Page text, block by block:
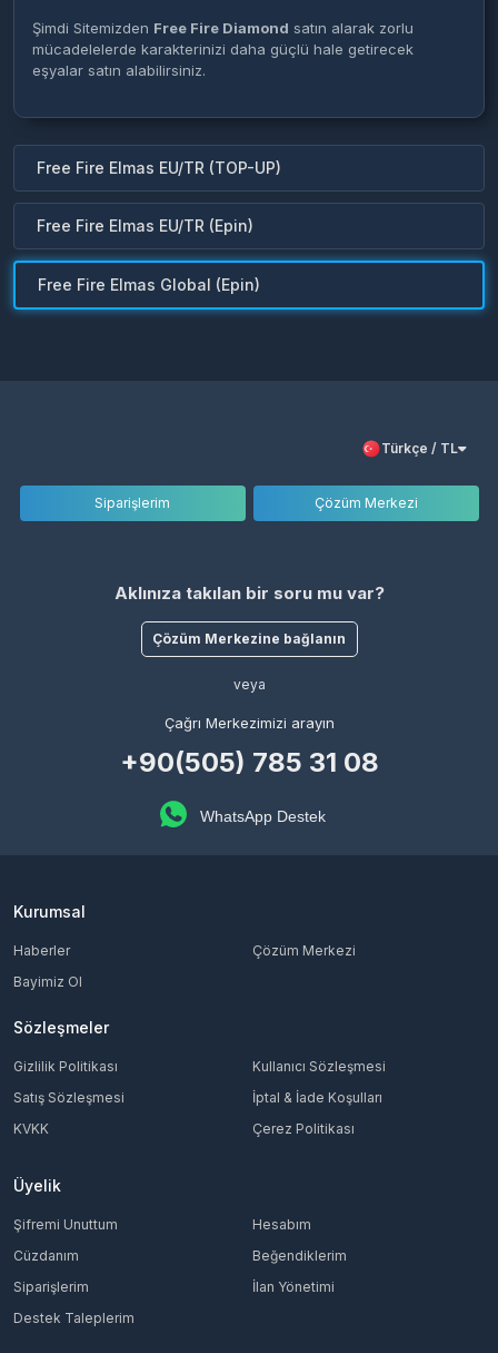
Şimdi Sitemizden Free Fire Diamond satın alarak zorlu
mücadelelerde karakterinizi daha güçlü hale getirecek
eşyalar satın alabilirsiniz.
Free Fire Elmas EU/TR (TOP-UP)
Free Fire Elmas EU/TR (Epin)
Free Fire Elmas Global (Epin)
Türkçe / TL
Siparişlerim Çözüm Merkezi
Aklınıza takılan bir soru mu var?
Çözüm Merkezine bağlanın
veya
Çağrı Merkezimizi arayın
+90(505) 785 31 08
WhatsApp Destek
Kurumsal
Haberler
Çözüm Merkezi
Bayimiz Ol
Sözleşmeler
Gizlilik Politikası
Kullanıcı Sözleşmesi
Satış Sözleşmesi
İptal & İade Koşulları
KVKK
Çerez Politikası
Üyelik
Şifremi Unuttum
Hesabım
Cüzdanım
Beğendiklerim
Siparişlerim
İlan Yönetimi
Destek Taleplerim